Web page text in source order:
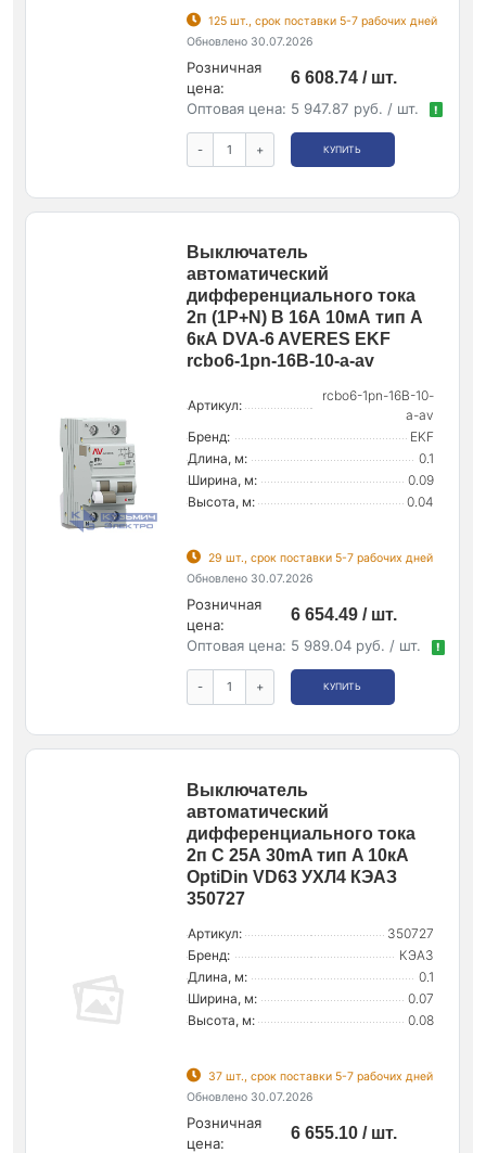
125 шт., срок поставки 5-7 рабочих дней
Обновлено 30.07.2026
Розничная
цена:
6 608.74 / шт.
Оптовая цена: 5 947.87 руб. / шт. !
- + КУПИТЬ
Выключатель
автоматический
дифференциального тока
2п (1P+N) B 16А 10мА тип A
6кА DVA-6 AVERES EKF
rcbo6-1pn-16B-10-a-av
Артикул:
rcbo6-1pn-16B-10-
a-av
Бренд:
EKF
Длина, м:
0.1
Ширина, м:
0.09
Высота, м:
0.04
29 шт., срок поставки 5-7 рабочих дней
Обновлено 30.07.2026
Розничная
цена:
6 654.49 / шт.
Оптовая цена: 5 989.04 руб. / шт. !
- + КУПИТЬ
Выключатель
автоматический
дифференциального тока
2п C 25А 30mA тип A 10кА
OptiDin VD63 УХЛ4 КЭАЗ
350727
Артикул:
350727
Бренд:
КЭАЗ
Длина, м:
0.1
Ширина, м:
0.07
Высота, м:
0.08
37 шт., срок поставки 5-7 рабочих дней
Обновлено 30.07.2026
Розничная
цена:
6 655.10 / шт.